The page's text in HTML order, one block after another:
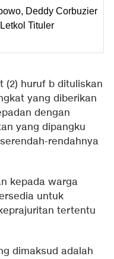
Deddy Corbuzier
Tituler
(2) huruf b dituliskan
yang diberikan
dengan
yang dipangku
rendahnya
kepada warga
untuk
tertentu
dimaksud adalah